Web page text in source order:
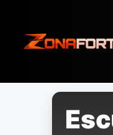
conteúdo